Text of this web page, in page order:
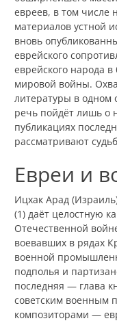
евреев, в том числе
материалов устной
вновь
еврейского
еврейского народа
мировой войны.
литературы в одном
речь пойдёт лишь о
публикациях
рассматривают
Евреи и
Ицхак Арад
(1) даёт целостную
Отечественной
воевавших в рядах
военной
подполья и
последняя — глава
советским военным
композиторами —